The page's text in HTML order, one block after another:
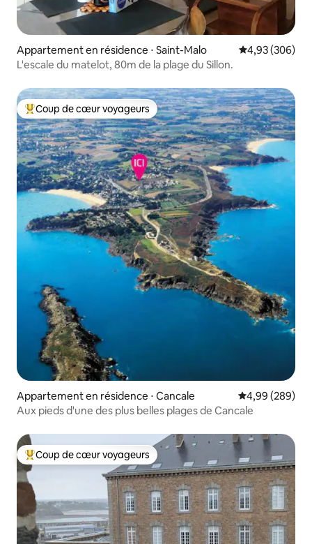
Appartement en résidence ⋅ Saint-Malo Évaluation
4,93 (306)
L'escale du matelot, 80m de la plage du Sillon.
Coups de cœur voyageurs les plus appréciés
Coup de cœur voyageurs
Appartement en résidence ⋅ Cancale Évaluation
4,99 (289)
Aux pieds d'une des plus belles plages de Cancale
Coups de cœur voyageurs les plus appréciés
Coup de cœur voyageurs